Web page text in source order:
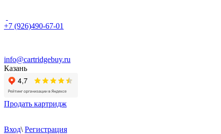
+7 (926)490-67-01
info@cartridgebuy.ru
Казань
Продать картридж
Вход\ Регистрация